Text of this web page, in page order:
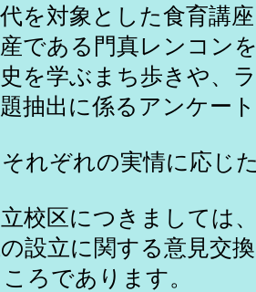
を対象とした食育講
である門真レンコン
を学ぶまち歩きや、
抽出に係るアンケー
れぞれの実情に応じ
校区につきましては
設立に関する意見交
ろであります。